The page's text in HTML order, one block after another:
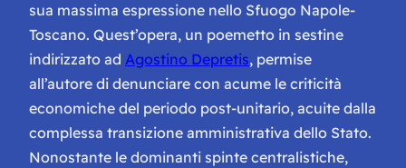
sua massima espressione nello Sfuogo Napole-
Toscano. Quest’opera, un poemetto in sestine
indirizzato ad Agostino Depretis, permise
all’autore di denunciare con acume le criticità
economiche del periodo post-unitario, acuite dalla
complessa transizione amministrativa dello Stato.
Nonostante le dominanti spinte centralistiche,